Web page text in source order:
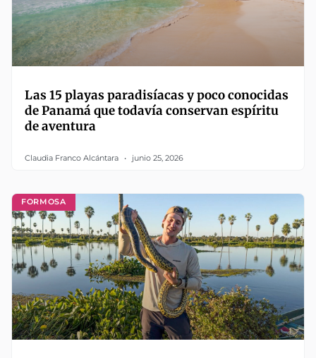
Las 15 playas paradisíacas y poco conocidas
de Panamá que todavía conservan espíritu
de aventura
Claudia Franco Alcántara junio 25, 2026
FORMOSA